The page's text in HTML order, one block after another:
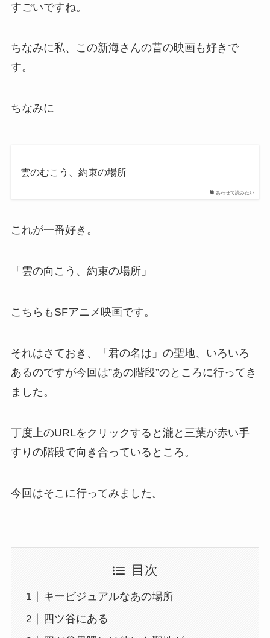
すごいですね。
ちなみに私、この新海さんの昔の映画も好きで
す。
ちなみに
あわせて読みたい
雲のむこう、約束の場所
これが一番好き。
「雲の向こう、約束の場所」
こちらもSFアニメ映画です。
それはさておき、「君の名は」の聖地、いろいろ
あるのですが今回は”あの階段”のところに行ってき
ました。
丁度上のURLをクリックすると瀧と三葉が赤い手
すりの階段で向き合っているところ。
今回はそこに行ってみました。
目次
キービジュアルなあの場所
四ツ谷にある